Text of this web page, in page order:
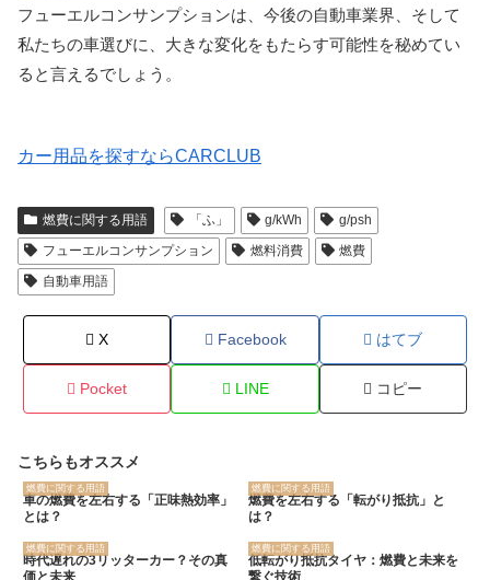
フューエルコンサンプションは、今後の自動車業界、そして
私たちの車選びに、大きな変化をもたらす可能性を秘めてい
ると言えるでしょう。
カー用品を探すならCARCLUB
燃費に関する用語 「ふ」 g/kWh
g/psh
フューエルコンサンプション
燃料消費
燃費
自動車用語
X Facebook はてブ
Pocket LINE コピー
こちらもオススメ
燃費に関する用語
車の燃費を左右する「正味熱効率」
とは？
燃費に関する用語
燃費を左右する「転がり抵抗」と
は？
燃費に関する用語
時代遅れの3リッターカー？その真
価と未来
燃費に関する用語
低転がり抵抗タイヤ：燃費と未来を
繋ぐ技術